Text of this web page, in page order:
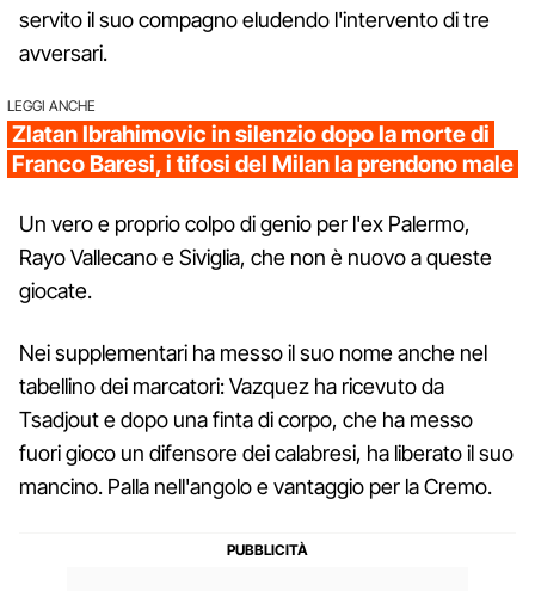
servito il suo compagno eludendo l'intervento di tre
avversari.
LEGGI ANCHE
Zlatan Ibrahimovic in silenzio dopo la morte di
Franco Baresi, i tifosi del Milan la prendono male
Un vero e proprio colpo di genio per l'ex Palermo,
Rayo Vallecano e Siviglia, che non è nuovo a queste
giocate.
Nei supplementari ha messo il suo nome anche nel
tabellino dei marcatori: Vazquez ha ricevuto da
Tsadjout e dopo una finta di corpo, che ha messo
fuori gioco un difensore dei calabresi, ha liberato il suo
mancino. Palla nell'angolo e vantaggio per la Cremo.